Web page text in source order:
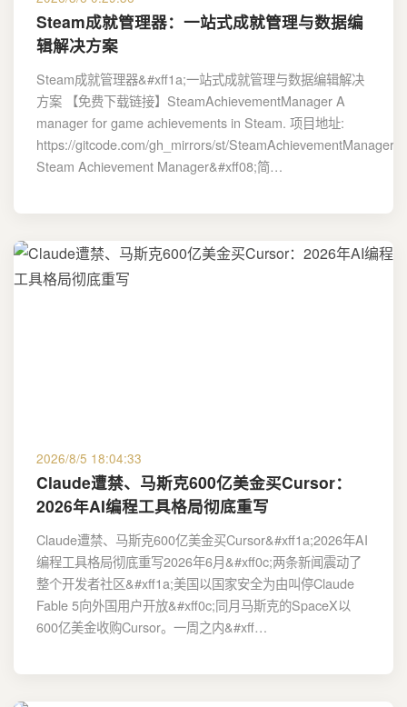
Steam成就管理器：一站式成就管理与数据编
辑解决方案
Steam成就管理器&#xff1a;一站式成就管理与数据编辑解决
方案 【免费下载链接】SteamAchievementManager A
manager for game achievements in Steam. 项目地址:
https://gitcode.com/gh_mirrors/st/SteamAchievementManager
Steam Achievement Manager&#xff08;简…
2026/8/5 18:04:33
Claude遭禁、马斯克600亿美金买Cursor：
2026年AI编程工具格局彻底重写
Claude遭禁、马斯克600亿美金买Cursor&#xff1a;2026年AI
编程工具格局彻底重写2026年6月&#xff0c;两条新闻震动了
整个开发者社区&#xff1a;美国以国家安全为由叫停Claude
Fable 5向外国用户开放&#xff0c;同月马斯克的SpaceX以
600亿美金收购Cursor。一周之内&#xff…